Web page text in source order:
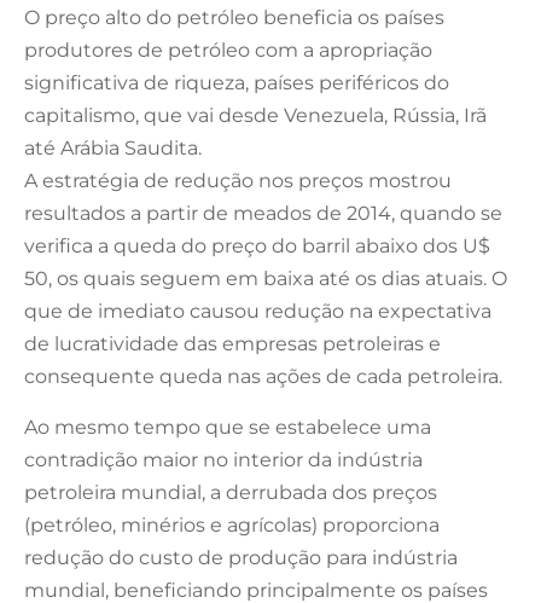
O preço alto do petróleo beneficia os países
produtores de petróleo com a apropriação
significativa de riqueza, países periféricos do
capitalismo, que vai desde Venezuela, Rússia, Irã
até Arábia Saudita.
A estratégia de redução nos preços mostrou
resultados a partir de meados de 2014, quando se
verifica a queda do preço do barril abaixo dos U$
50, os quais seguem em baixa até os dias atuais. O
que de imediato causou redução na expectativa
de lucratividade das empresas petroleiras e
consequente queda nas ações de cada petroleira.
Ao mesmo tempo que se estabelece uma
contradição maior no interior da indústria
petroleira mundial, a derrubada dos preços
(petróleo, minérios e agrícolas) proporciona
redução do custo de produção para indústria
mundial, beneficiando principalmente os países